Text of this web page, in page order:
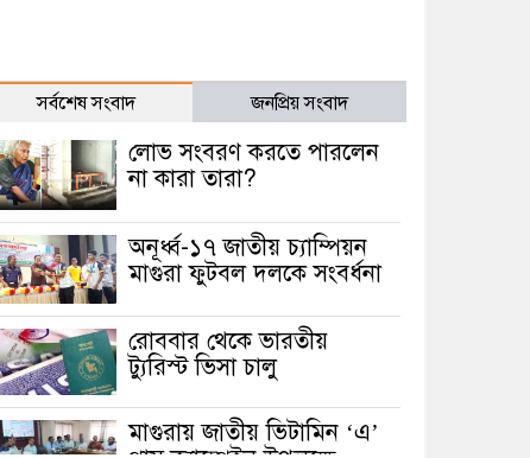
সর্বশেষ সংবাদ জনপ্রিয় সংবাদ
লোভ সংবরণ করতে পারলেন
না কারা তারা?
অনূর্ধ্ব-১৭ জাতীয় চ্যাম্পিয়ন
মাগুরা ফুটবল দলকে সংবর্ধনা
রোববার থেকে ভারতীয়
ট্যুরিস্ট ভিসা চালু
মাগুরায় জাতীয় ভিটামিন ‘এ’